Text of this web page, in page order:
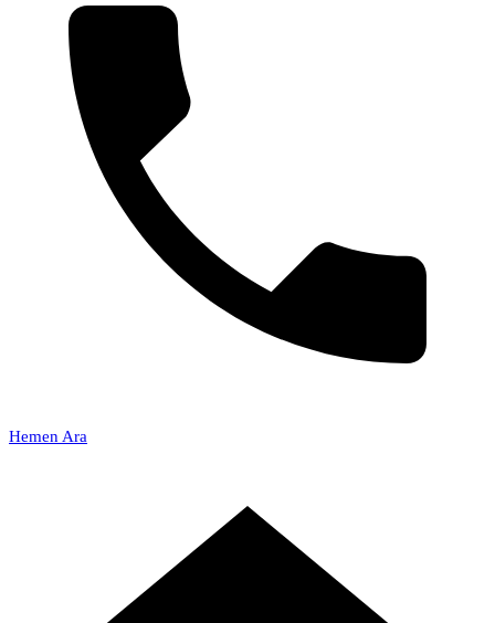
Hemen Ara